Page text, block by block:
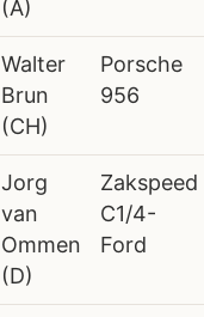
(A)
Walter
Brun
(CH)
Porsche
956
Jorg
van
Ommen
(D)
Zakspeed
C1/4-
Ford